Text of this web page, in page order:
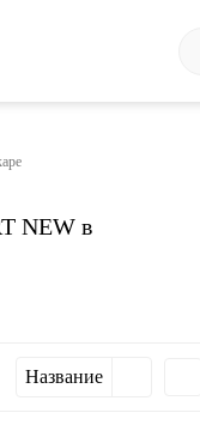
NEW в
Название